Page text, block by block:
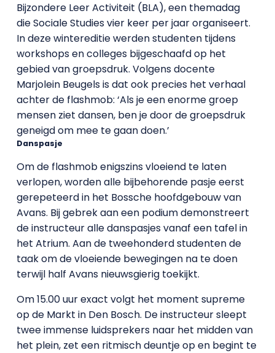
Bijzondere Leer Activiteit (BLA), een themadag
die Sociale Studies vier keer per jaar organiseert.
In deze wintereditie werden studenten tijdens
workshops en colleges bijgeschaafd op het
gebied van groepsdruk. Volgens docente
Marjolein Beugels is dat ook precies het verhaal
achter de flashmob: ‘Als je een enorme groep
mensen ziet dansen, ben je door de groepsdruk
geneigd om mee te gaan doen.’
Danspasje
Om de flashmob enigszins vloeiend te laten
verlopen, worden alle bijbehorende pasje eerst
gerepeteerd in het Bossche hoofdgebouw van
Avans. Bij gebrek aan een podium demonstreert
de instructeur alle danspasjes vanaf een tafel in
het Atrium. Aan de tweehonderd studenten de
taak om de vloeiende bewegingen na te doen
terwijl half Avans nieuwsgierig toekijkt.
Om 15.00 uur exact volgt het moment supreme
op de Markt in Den Bosch. De instructeur sleept
twee immense luidsprekers naar het midden van
het plein, zet een ritmisch deuntje op en begint te